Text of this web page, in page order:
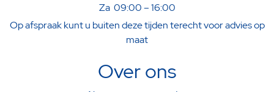
Za 09:00 – 16:00
Op afspraak kunt u buiten deze tijden terecht voor advies op
maat
Over ons